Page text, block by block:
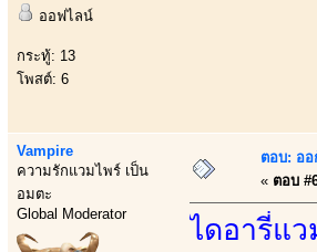
ออฟไลน์
กระทู้: 13
โพสต์: 6
Vampire
ความรักแวมไพร์ เป็น
อมตะ
Global Moderator
ตอบ: อ
« ตอบ
ไดอารี่แ